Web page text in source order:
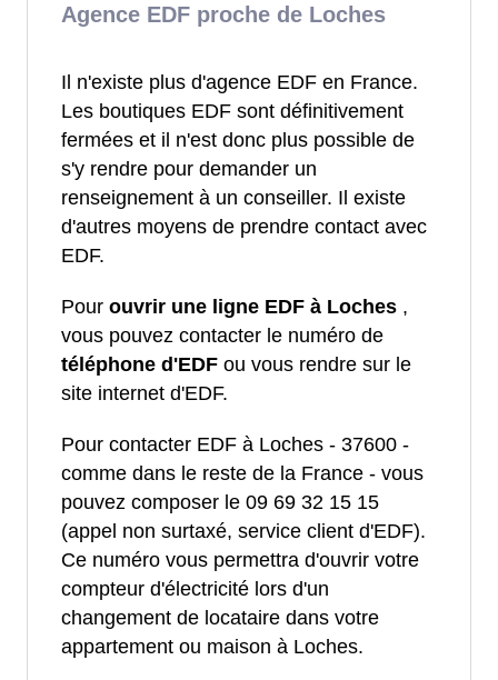
Agence EDF proche de Loches
Il n'existe plus d'agence EDF en France.
Les boutiques EDF sont définitivement
fermées et il n'est donc plus possible de
s'y rendre pour demander un
renseignement à un conseiller. Il existe
d'autres moyens de prendre contact avec
EDF.
Pour ouvrir une ligne EDF à Loches ,
vous pouvez contacter le numéro de
téléphone d'EDF ou vous rendre sur le
site internet d'EDF.
Pour contacter EDF à Loches - 37600 -
comme dans le reste de la France - vous
pouvez composer le 09 69 32 15 15
(appel non surtaxé, service client d'EDF).
Ce numéro vous permettra d'ouvrir votre
compteur d'électricité lors d'un
changement de locataire dans votre
appartement ou maison à Loches.